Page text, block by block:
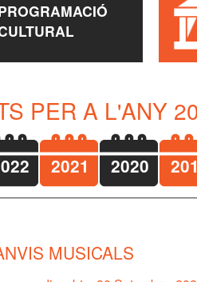
PER A L'ANY
2021 2020
MUSICALS